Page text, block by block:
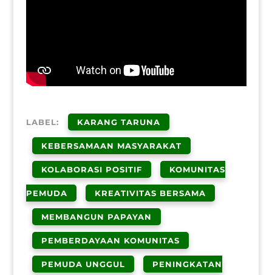
LABEL: KARANG TARUNA
KEBERSAMAAN MASYARAKAT
KOLABORASI POSITIF KOMUNITAS
PEMUDA KREATIVITAS BERSAMA
MEMBANGUN PAPAYAN
PEMBERDAYAAN KOMUNITAS
PEMUDA UNGGUL PENINGKATAN